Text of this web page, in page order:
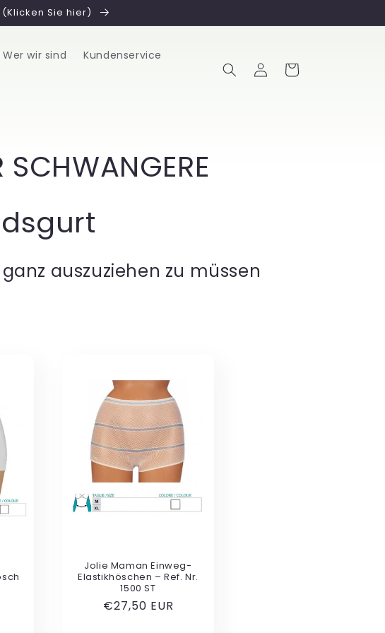
Sie hier)
Wer wir sind Kundenservice
EinloggenWarenkorb
SCHWANGERE
auszuziehen zu müssen
Jolie Maman Einweg-
Elastikhöschen – Ref. Nr.
1500 ST
Normaler
€27,50 EUR